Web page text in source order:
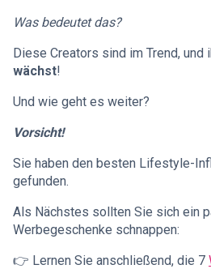
Was bedeutet das?
Diese Creators sind im Trend, und
wächst!
Und wie geht es weiter?
Vorsicht!
Sie haben den besten Lifestyle-
gefunden.
Als Nächstes sollten Sie sich ein
Werbegeschenke schnappen:
👉 Lernen Sie anschließend, die 7